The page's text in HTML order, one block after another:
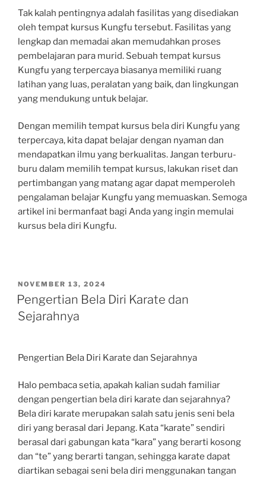
Tak kalah pentingnya adalah fasilitas yang disediakan
oleh tempat kursus Kungfu tersebut. Fasilitas yang
lengkap dan memadai akan memudahkan proses
pembelajaran para murid. Sebuah tempat kursus
Kungfu yang terpercaya biasanya memiliki ruang
latihan yang luas, peralatan yang baik, dan lingkungan
yang mendukung untuk belajar.
Dengan memilih tempat kursus bela diri Kungfu yang
terpercaya, kita dapat belajar dengan nyaman dan
mendapatkan ilmu yang berkualitas. Jangan terburu-
buru dalam memilih tempat kursus, lakukan riset dan
pertimbangan yang matang agar dapat memperoleh
pengalaman belajar Kungfu yang memuaskan. Semoga
artikel ini bermanfaat bagi Anda yang ingin memulai
kursus bela diri Kungfu.
POSTED
ON
NOVEMBER 13, 2024
Pengertian Bela Diri Karate dan
Sejarahnya
Pengertian Bela Diri Karate dan Sejarahnya
Halo pembaca setia, apakah kalian sudah familiar
dengan pengertian bela diri karate dan sejarahnya?
Bela diri karate merupakan salah satu jenis seni bela
diri yang berasal dari Jepang. Kata “karate” sendiri
berasal dari gabungan kata “kara” yang berarti kosong
dan “te” yang berarti tangan, sehingga karate dapat
diartikan sebagai seni bela diri menggunakan tangan